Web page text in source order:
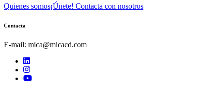
Quienes somos¡Únete! Contacta con nosotros
Contacta
E-mail: mica@micacd.com